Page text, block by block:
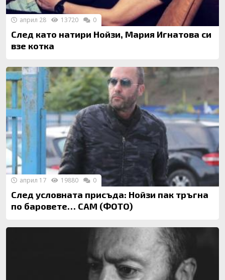
След като натири Нойзи, Мария Игнатова си
взе котка
април 28 13720 0
След условната присъда: Нойзи пак тръгна
по баровете… САМ (ФОТО)
април 17 19880 0